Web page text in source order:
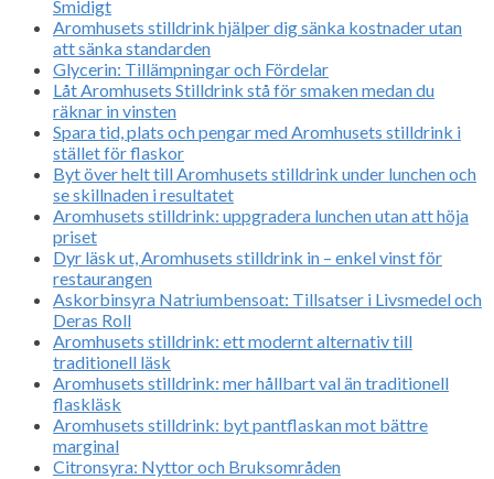
Smidigt
Aromhusets stilldrink hjälper dig sänka kostnader utan
att sänka standarden
Glycerin: Tillämpningar och Fördelar
Låt Aromhusets Stilldrink stå för smaken medan du
räknar in vinsten
Spara tid, plats och pengar med Aromhusets stilldrink i
stället för flaskor
Byt över helt till Aromhusets stilldrink under lunchen och
se skillnaden i resultatet
Aromhusets stilldrink: uppgradera lunchen utan att höja
priset
Dyr läsk ut, Aromhusets stilldrink in – enkel vinst för
restaurangen
Askorbinsyra Natriumbensoat: Tillsatser i Livsmedel och
Deras Roll
Aromhusets stilldrink: ett modernt alternativ till
traditionell läsk
Aromhusets stilldrink: mer hållbart val än traditionell
flaskläsk
Aromhusets stilldrink: byt pantflaskan mot bättre
marginal
Citronsyra: Nyttor och Bruksområden